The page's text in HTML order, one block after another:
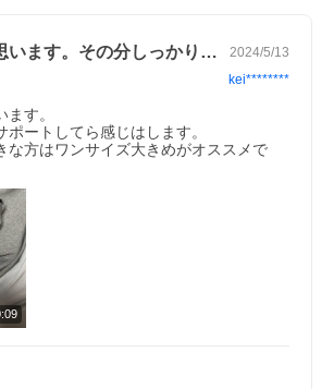
お祝い 誕生日プレゼント バースデープレゼ
品 贈答
入学 入園 卒園 卒業 進学内祝い 卒業祝い 入
ーサリー
ント＞クリスマス クリスマスプレゼント 母
着圧はあると思います。その分しっかりサ… 2024/5/13
kei********
す。
ポートしてら感じはします。
な方はワンサイズ大きめがオススメで